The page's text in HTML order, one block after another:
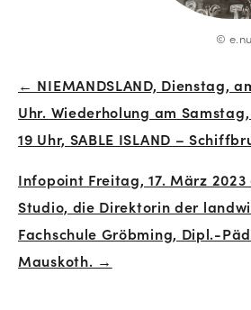
©
Beitrags-
Navigation
← NIEMANDSLAND, Dienstag,
Uhr. Wiederholung am
19 Uhr, SABLE ISLAND –
Infopoint Freitag, 17. März 2023
Studio, die Direktorin der
Fachschule Gröbming, Dipl.-
Mauskoth. →